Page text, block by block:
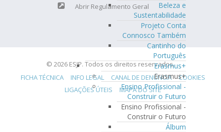
Beleza e
Sustentabilidade
Projeto Conta
Connosco Também
Cantinho do
Português
Erasmus+
Erasmus+
Ensino Profissional -
Construir o Futuro
Ensino Profissional -
Construir o Futuro
Álbum
Abrir Regulamento Geral
© 2026 ESJP. Todos os direitos reservados.
FICHA TÉCNICA
INFO LEGAL CANAL DE DENÚNCIA
COOKIES
LIGAÇÕES ÚTEIS
MAPA DO SITE